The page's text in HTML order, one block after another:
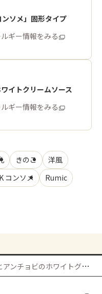
ンソメ」固形タイプ
ギー情報をみる
イトクリームソース
ギー情報をみる
きのこ
洋風
コンソメ
Rumic
ョビのホワイトグラタンの献立